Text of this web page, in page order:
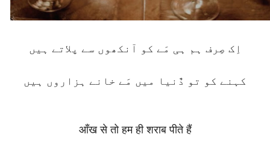
اِک صِرف ہم ہی مَے کو آنکھوں سے پلاتے ہیں
کہنے کو تو دٌنیا میں مَے خانے ہزاروں ہیں
आँख से तो हम ही शराब पीते हैं